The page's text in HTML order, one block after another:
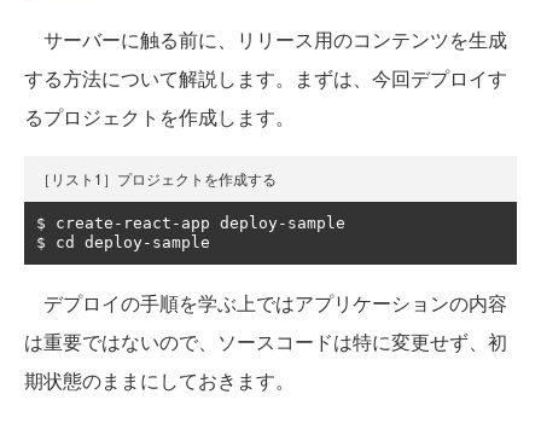
サーバーに触る前に、リリース用のコンテンツを生成
する方法について解説します。まずは、今回デプロイす
るプロジェクトを作成します。
［リスト1］プロジェクトを作成する
$ create - react - app deploy- sample
$ cd deploy- sample
デプロイの手順を学ぶ上ではアプリケーションの内容
は重要ではないので、ソースコードは特に変更せず、初
期状態のままにしておきます。